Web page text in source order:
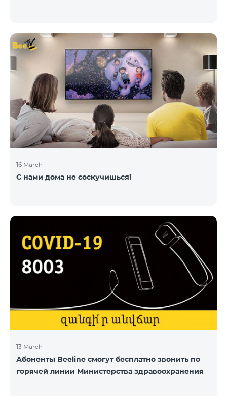
16 March
С нами дома не соскучишься!
13 March
Абоненты Beeline смогут бесплатно звонить по
горячей линии Министерства здравоохранения